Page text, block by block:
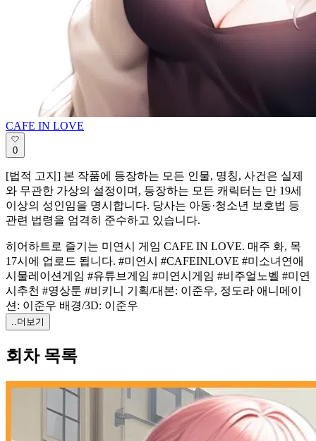
CAFE IN LOVE
0
[법적 고지] 본 작품에 등장하는 모든 인물, 명칭, 사건은 실제
와 무관한 가상의 설정이며, 등장하는 모든 캐릭터는 만 19세
이상의 성인임을 명시합니다. 당사는 아동·청소년 보호법 등
관련 법령을 엄격히 준수하고 있습니다.
히어하트로 즐기는 미연시 게임 CAFE IN LOVE. 매주 화, 목
17시에 업로드 됩니다. #미연시 #CAFEINLOVE #미소녀연애
시물레이션게임 #유튜브게임 #미연시게임 #비주얼노벨 #미연
시추천 #영상툰 #비키니 기획/대본: 이준우, 정도라 애니메이
션: 이준우 배경/3D: 이준우
..더보기
회차 목록